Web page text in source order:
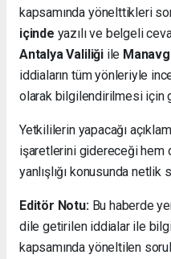
kapsamında yönelttikleri
içinde yazılı ve belgeli
Antalya Valiliğiile
iddiaların tüm yönleriyle
olarak bilgilendirilmesi için
Yetkililerin yapacağı
işaretlerini gidereceği hem
yanlışlığı konusunda netlik
Editör Notu:Bu haberde
dile getirilen iddialar ile
kapsamında yöneltilen